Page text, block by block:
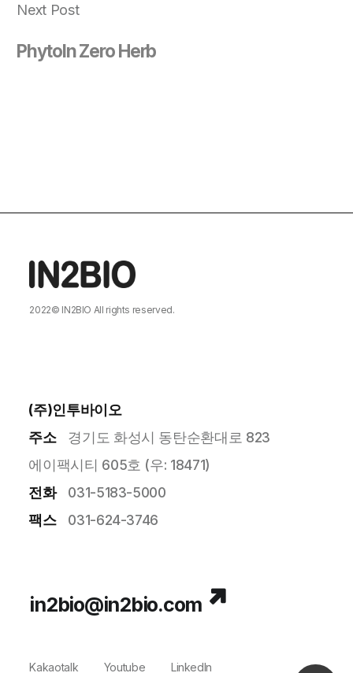
Next Post
PhytoIn Zero Herb
2022© IN2BIO All rights reserved.
(주)인투바이오
주소
경기도 화성시 동탄순환대로 823
에이팩시티 605호 (우: 18471)
전화
031-5183-5000
팩스
031-624-3746
in2bio@in2bio.com
Kakaotalk Youtube LinkedIn